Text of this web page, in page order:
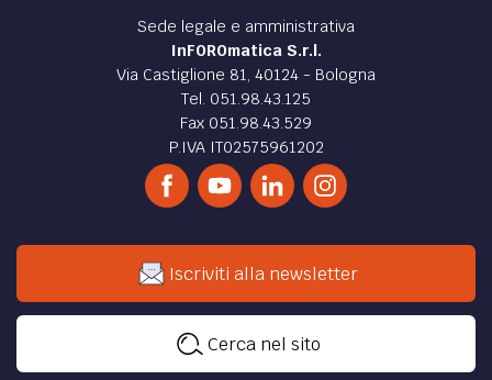
Sede legale e amministrativa
InFOROmatica S.r.l.
Via Castiglione 81, 40124 - Bologna
Tel. 051.98.43.125
Fax 051.98.43.529
P.IVA IT02575961202
Iscriviti alla newsletter
Cerca nel sito